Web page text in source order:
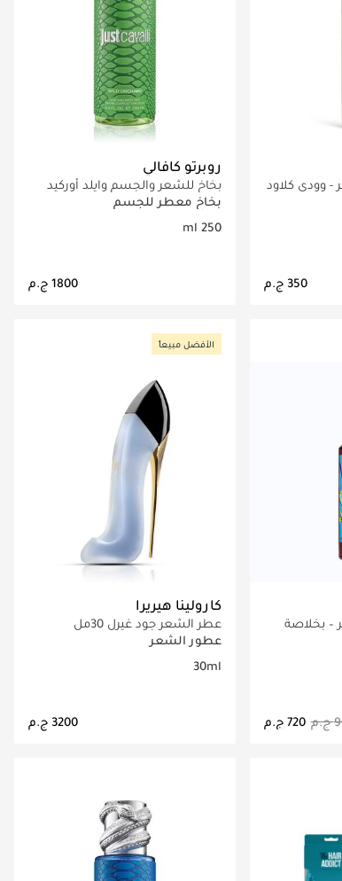
وودي كلاود​
⁦350⁩ ج.م
روبرتو كافالي
بخاخ للشعر والجسم وايلد أوركيد
250 مل
بخاخ معطر للجسم
250 ml
بخلاصة
⁦720⁩ ج.م
الأفضل مبيعاً
كارولينا هيريرا
عطر الشعر جود غيرل 30مل
عطور الشعر
30ml